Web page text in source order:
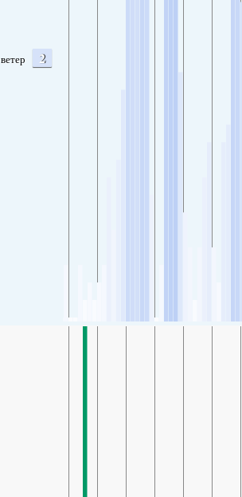
ветер 2